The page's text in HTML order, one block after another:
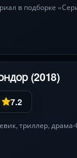
в подборке
(2018)
7.2
, триллер, драма•